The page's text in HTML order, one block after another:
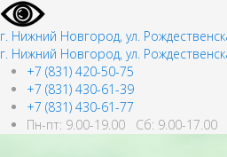
г. Нижний Новгород, ул.
г. Нижний Новгород, ул.
+7 (831) 420-50-75
+7 (831) 430-61-39
+7 (831) 430-61-77
Пн-пт: 9.00-19.00 Сб: 9.00-17.00